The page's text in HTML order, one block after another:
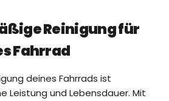
Reinigung für
Fahrrad
deines Fahrrads ist
Leistung und Lebensdauer. Mit